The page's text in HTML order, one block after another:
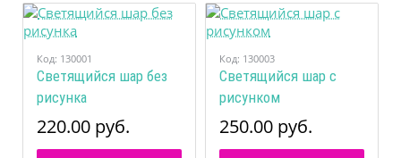
Код: 130001
Светящийся шар без
рисунка
220.00 руб.
Код: 130003
Светящийся шар с
рисунком
250.00 руб.